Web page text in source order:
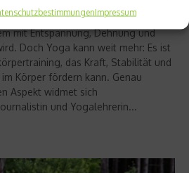
Impressum
Ausgleich zum hektischen Alltag
mit Entspannung, Dehnung und
Doch Yoga kann weit mehr: Es ist
das Kraft, Stabilität und
Körper fördern kann. Genau
Aspekt widmet sich
und Yogalehrerin...